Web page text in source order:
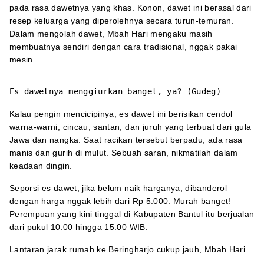
pada rasa dawetnya yang khas. Konon, dawet ini berasal dari
resep keluarga yang diperolehnya secara turun-temuran.
Dalam mengolah dawet, Mbah Hari mengaku masih
membuatnya sendiri dengan cara tradisional, nggak pakai
mesin.
Es dawetnya menggiurkan banget, ya? (Gudeg)
Kalau pengin mencicipinya, es dawet ini berisikan cendol
warna-warni, cincau, santan, dan juruh yang terbuat dari gula
Jawa dan nangka. Saat racikan tersebut berpadu, ada rasa
manis dan gurih di mulut. Sebuah saran, nikmatilah dalam
keadaan dingin.
Seporsi es dawet, jika belum naik harganya, dibanderol
dengan harga nggak lebih dari Rp 5.000. Murah banget!
Perempuan yang kini tinggal di Kabupaten Bantul itu berjualan
dari pukul 10.00 hingga 15.00 WIB.
Lantaran jarak rumah ke Beringharjo cukup jauh, Mbah Hari